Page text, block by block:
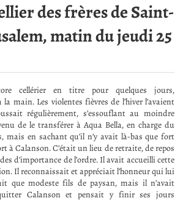
des frères de Saint-
matin du jeudi 25
cellérier en titre pour quelques jours,
main. Les violentes fièvres de l’hiver l’avaient
régulièrement, s’essouflant au moindre
de le transférer à Aqua Bella, en charge du
mais en sachant qu’il n’y avait là-bas que fort
à Calanson. C’était un lieu de retraite, de repos
d’importance de l’ordre. Il avait accueilli cette
Il reconnaissait et appréciait l’honneur qui lui
que modeste fils de paysan, mais il n’avait
Calanson et pensait y finir ses jours